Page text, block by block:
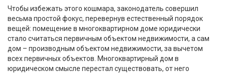
Чтобы избежать этого кошмара, законодатель совершил
весьма простой фокус, перевернув естественный порядок
вещей: помещение в многоквартирном доме юридически
стало считаться первичным объектом недвижимости, а сам
дом – производным объектом недвижимости, за вычетом
всех первичных объектов. Многоквартирный дом в
юридическом смысле перестал существовать, от него